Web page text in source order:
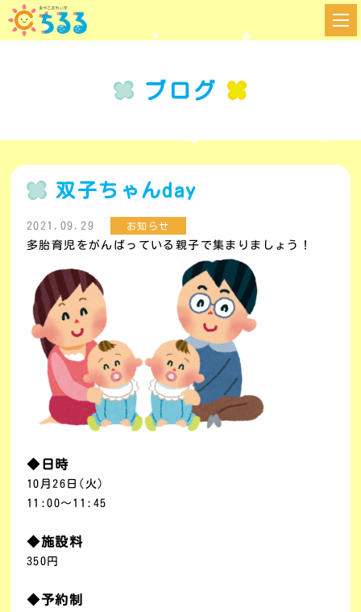
ブログ
双子ちゃんday
2021.09.29 お知らせ
多胎育児をがんばっている親子で集まりましょう！
◆日時
10月26日 ( 火 )
11:00～ 11:45
◆施設料
350 円
◆予約制